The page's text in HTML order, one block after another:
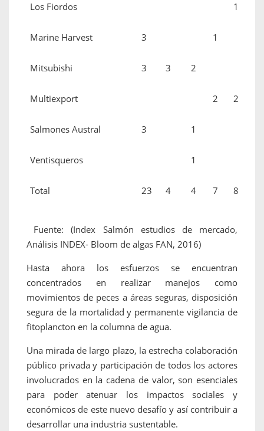
Los Fiordos 1
Marine Harvest 3 1
Mitsubishi 3 3 2
Multiexport 2 2
Salmones Austral 3 1
Ventisqueros 1
Total 23 4 4 7 8
Fuente: (Index Salmón estudios de mercado,
Análisis INDEX- Bloom de algas FAN, 2016)
Hasta ahora los esfuerzos se encuentran
concentrados en realizar manejos como
movimientos de peces a áreas seguras, disposición
segura de la mortalidad y permanente vigilancia de
fitoplancton en la columna de agua.
Una mirada de largo plazo, la estrecha colaboración
público privada y participación de todos los actores
involucrados en la cadena de valor, son esenciales
para poder atenuar los impactos sociales y
económicos de este nuevo desafío y así contribuir a
desarrollar una industria sustentable.